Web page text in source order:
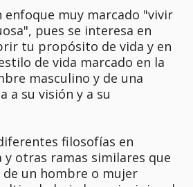
enfoque muy marcado "vivir
pues se interesa en
tu propósito de vida y en
de vida marcado en la
masculino y de una
a su visión y a su
filosofías en
y otras ramas similares que
de un hombre o mujer